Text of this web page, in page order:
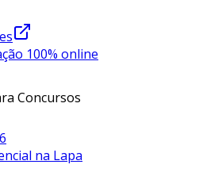
100% online
Concursos
na Lapa